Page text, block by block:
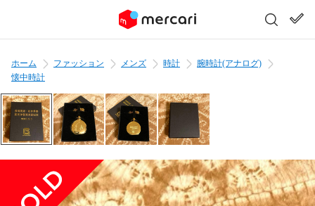
ホーム ファッション メンズ 時計
腕時計(アナログ)
懐中時計